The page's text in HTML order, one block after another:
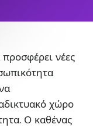
νέες
χώρο
Ο καθένας